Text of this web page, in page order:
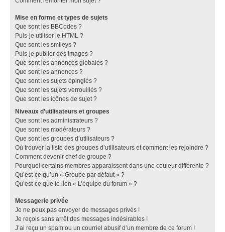
Mise en forme et types de sujets
Que sont les BBCodes ?
Puis-je utiliser le HTML ?
Que sont les smileys ?
Puis-je publier des images ?
Que sont les annonces globales ?
Que sont les annonces ?
Que sont les sujets épinglés ?
Que sont les sujets verrouillés ?
Que sont les icônes de sujet ?
Niveaux d’utilisateurs et groupes
Que sont les administrateurs ?
Que sont les modérateurs ?
Que sont les groupes d’utilisateurs ?
Où trouver la liste des groupes d’utilisateurs et comment les rejoindre ?
Comment devenir chef de groupe ?
Pourquoi certains membres apparaissent dans une couleur différente ?
Qu’est-ce qu’un « Groupe par défaut » ?
Qu’est-ce que le lien « L’équipe du forum » ?
Messagerie privée
Je ne peux pas envoyer de messages privés !
Je reçois sans arrêt des messages indésirables !
J’ai reçu un spam ou un courriel abusif d’un membre de ce forum !